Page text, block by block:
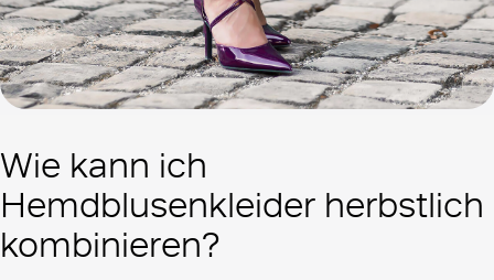
Wie kann ich
Hemdblusenkleider herbstlich
kombinieren?